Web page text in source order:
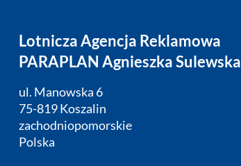
Lotnicza Agencja Reklamowa
PARAPLAN Agnieszka Sulewska
ul. Manowska 6
75-819 Koszalin
zachodniopomorskie
Polska